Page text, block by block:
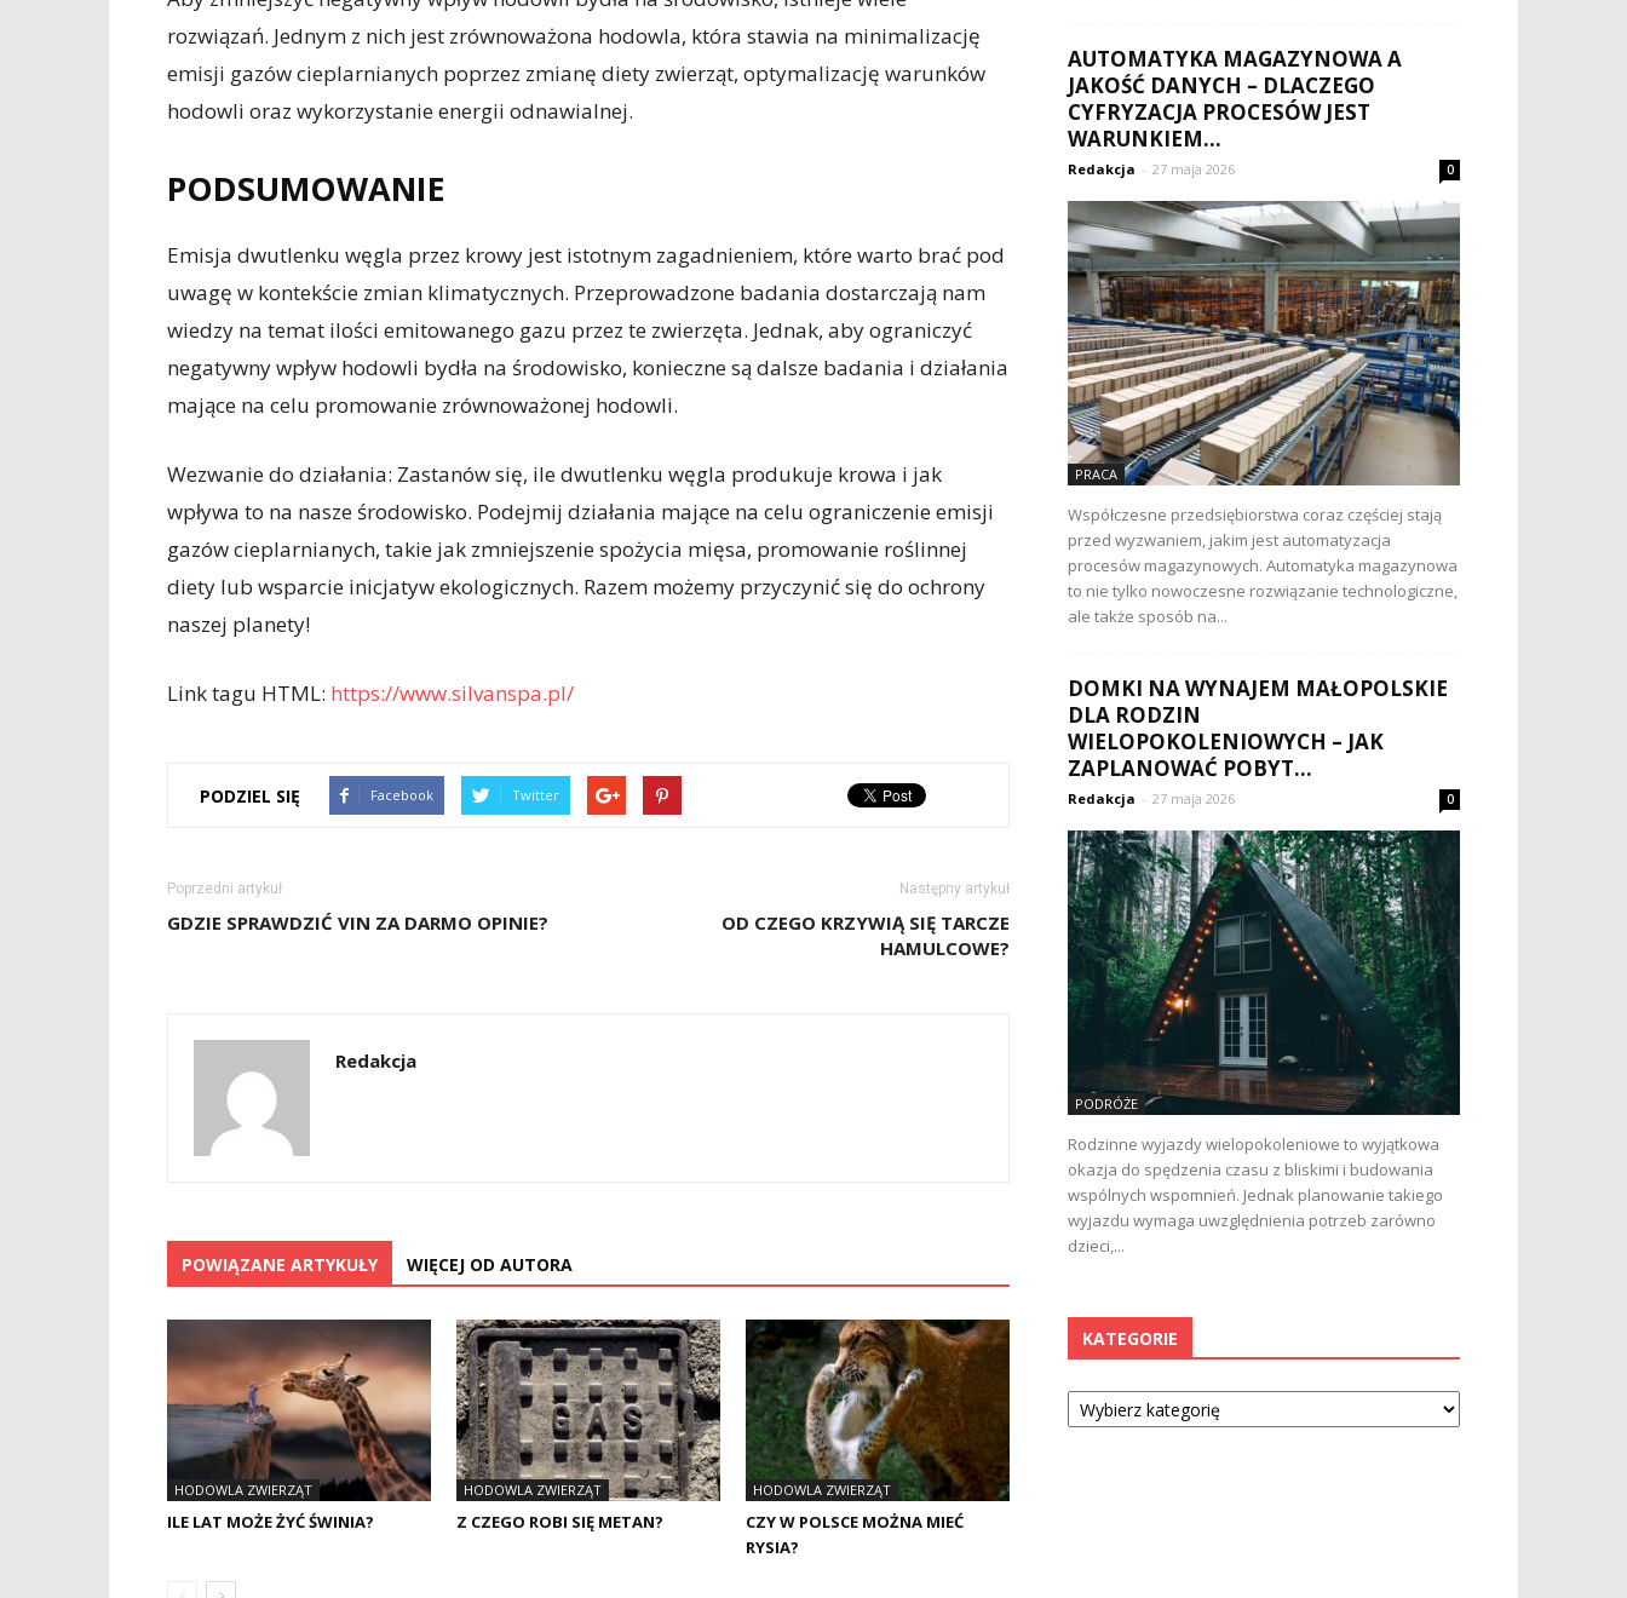
rozwiązań. Jednym z nich jest zrównoważona hodowla, która stawia na minimalizację
emisji gazów cieplarnianych poprzez zmianę diety zwierząt, optymalizację warunków
hodowli oraz wykorzystanie energii odnawialnej.
PODSUMOWANIE
Emisja dwutlenku węgla przez krowy jest istotnym zagadnieniem, które warto brać pod
uwagę w kontekście zmian klimatycznych. Przeprowadzone badania dostarczają nam
wiedzy na temat ilości emitowanego gazu przez te zwierzęta. Jednak, aby ograniczyć
negatywny wpływ hodowli bydła na środowisko, konieczne są dalsze badania i działania
mające na celu promowanie zrównoważonej hodowli.
Wezwanie do działania: Zastanów się, ile dwutlenku węgla produkuje krowa i jak
wpływa to na nasze środowisko. Podejmij działania mające na celu ograniczenie emisji
gazów cieplarnianych, takie jak zmniejszenie spożycia mięsa, promowanie roślinnej
diety lub wsparcie inicjatyw ekologicznych. Razem możemy przyczynić się do ochrony
naszej planety!
Link tagu HTML: https://www.silvanspa.pl/
PODZIEL SIĘ Facebook Twitter
Poprzedni artykuł
GDZIE SPRAWDZIĆ VIN ZA DARMO OPINIE?
Następny artykuł
OD CZEGO KRZYWIĄ SIĘ TARCZE
HAMULCOWE?
Redakcja
POWIĄZANE ARTYKUŁY WIĘCEJ OD AUTORA
HODOWLA ZWIERZĄT
ILE LAT MOŻE ŻYĆ ŚWINIA?
HODOWLA ZWIERZĄT
Z CZEGO ROBI SIĘ METAN?
HODOWLA ZWIERZĄT
CZY W POLSCE MOŻNA MIEĆ
RYSIA?
AUTOMATYKA MAGAZYNOWA A
JAKOŚĆ DANYCH – DLACZEGO
CYFRYZACJA PROCESÓW JEST
WARUNKIEM...
Redakcja - 27 maja 2026 0
PRACA
Współczesne przedsiębiorstwa coraz częściej stają
przed wyzwaniem, jakim jest automatyzacja
procesów magazynowych. Automatyka magazynowa
to nie tylko nowoczesne rozwiązanie technologiczne,
ale także sposób na...
DOMKI NA WYNAJEM MAŁOPOLSKIE
DLA RODZIN
WIELOPOKOLENIOWYCH – JAK
ZAPLANOWAĆ POBYT...
Redakcja - 27 maja 2026 0
PODRÓŻE
Rodzinne wyjazdy wielopokoleniowe to wyjątkowa
okazja do spędzenia czasu z bliskimi i budowania
wspólnych wspomnień. Jednak planowanie takiego
wyjazdu wymaga uwzględnienia potrzeb zarówno
dzieci,...
KATEGORIE
Kategorie